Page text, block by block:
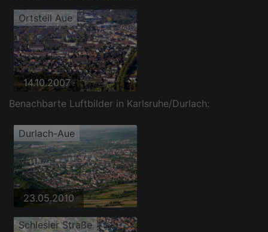
Ortsteil Aue
14.10.2007
Benachbarte Luftbilder in Karlsruhe/Durlach:
Durlach-Aue
23.05.2010
Schlesier Straße